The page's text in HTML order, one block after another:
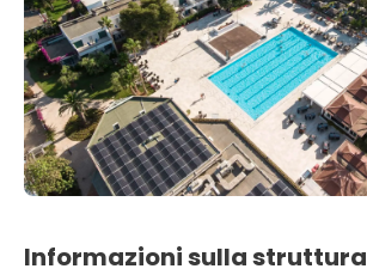
Informazioni sulla struttura